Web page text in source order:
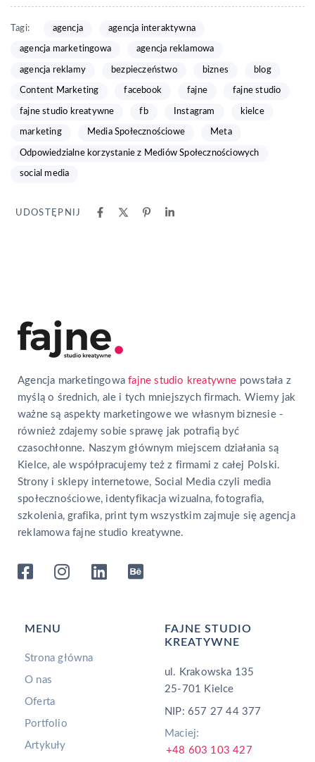
Tagi: agencja agencja interaktywna
agencja marketingowa agencja reklamowa
agencja reklamy bezpieczeństwo biznes blog
Content Marketing facebook fajne fajne studio
fajne studio kreatywne fb Instagram kielce
marketing Media Społecznościowe Meta
Odpowiedzialne korzystanie z Mediów Społecznościowych
social media
UDOSTĘPNIJ
Agencja marketingowafajne studio kreatywne powstała z
myślą o średnich, ale i tych mniejszych firmach. Wiemy jak
ważne są aspekty marketingowe we własnym biznesie -
również zdajemy sobie sprawę jak potrafią być
czasochłonne. Naszym głównym miejscem działania są
Kielce, ale współpracujemy też z firmami z całej Polski.
Strony i sklepy internetowe, Social Media czyli media
społecznościowe, identyfikacja wizualna, fotografia,
szkolenia, grafika, print tym wszystkim zajmuje się agencja
reklamowa fajne studio kreatywne.
MENU
Strona główna
O nas
Oferta
Portfolio
Artykuły
FAJNE STUDIO
KREATYWNE
ul. Krakowska 135
25-701 Kielce
NIP: 657 27 44 377
Maciej:
+48 603 103 427